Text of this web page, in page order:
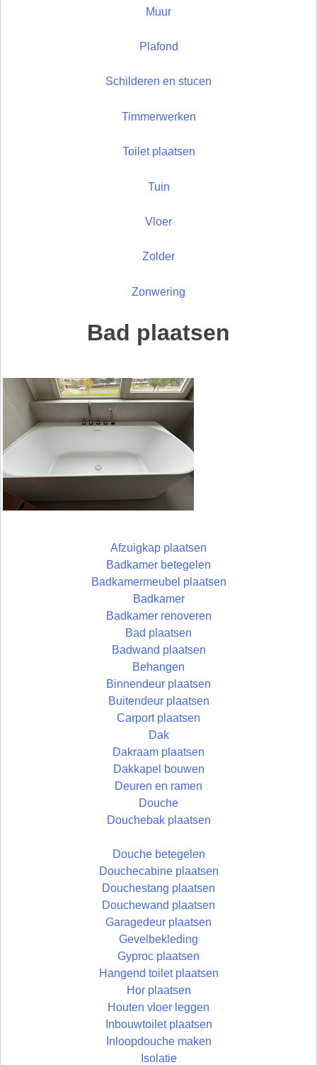
Muur
Plafond
Schilderen en stucen
Timmerwerken
Toilet plaatsen
Tuin
Vloer
Zolder
Zonwering
Bad plaatsen
Afzuigkap plaatsen
Badkamer betegelen
Badkamermeubel plaatsen
Badkamer
Badkamer renoveren
Bad plaatsen
Badwand plaatsen
Behangen
Binnendeur plaatsen
Buitendeur plaatsen
Carport plaatsen
Dak
Dakraam plaatsen
Dakkapel bouwen
Deuren en ramen
Douche
Douchebak plaatsen
Douche betegelen
Douchecabine plaatsen
Douchestang plaatsen
Douchewand plaatsen
Garagedeur plaatsen
Gevelbekleding
Gyproc plaatsen
Hangend toilet plaatsen
Hor plaatsen
Houten vloer leggen
Inbouwtoilet plaatsen
Inloopdouche maken
Isolatie